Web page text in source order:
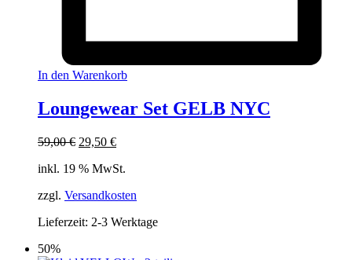
In den Warenkorb
Loungewear Set GELB NYC
59,00€ Ursprünglicher
war:
29,50 €Aktueller
ist:
inkl. 19 % MwSt.
zzgl. Versandkosten
Lieferzeit: 2-3 Werktage
50%